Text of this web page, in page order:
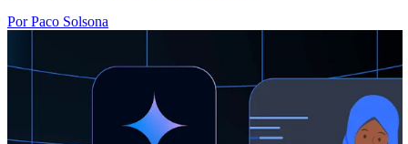
Por Paco Solsona